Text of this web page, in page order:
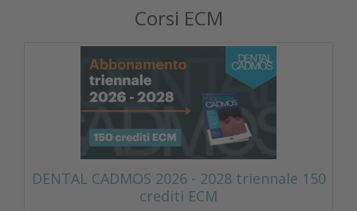
Corsi ECM
DENTAL CADMOS 2026 - 2028 triennale 150
crediti ECM